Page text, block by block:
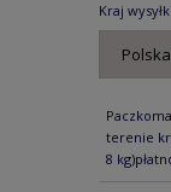
Kraj
terenie
8